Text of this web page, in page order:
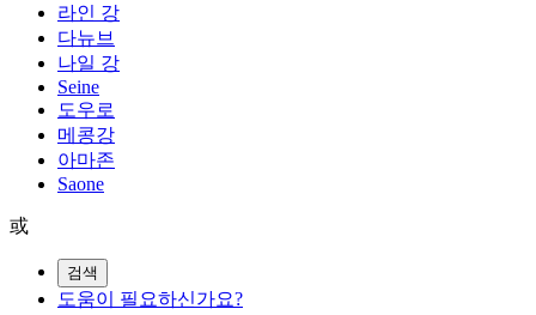
라인 강
다뉴브
나일 강
Seine
도우로
메콩강
아마존
Saone
或
검색
도움이 필요하신가요?